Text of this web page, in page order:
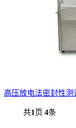
高压放电法密封性测
共1页 4条